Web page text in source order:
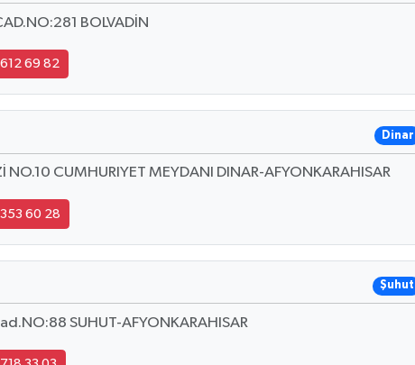
BOLVADİN
69 82
Dinar
NO.10 CUMHURIYET MEYDANI DINAR-AFYONKARAHISAR
60 28
Şuhut
SUHUT-AFYONKARAHISAR